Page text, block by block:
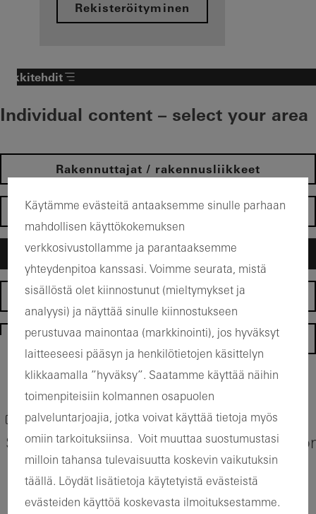
Rekisteröityminen
Arkkitehdit
Individual content – select your area
Rakennuttajat / rakennusliikkeet
Yksityisasiakkaat
Arkkitehdit
Valmistajat
Homepage
Back to the products
Bookmark product
Schüco Ovijärjestelmä AD UP Design
Käytämme evästeitä antaaksemme sinulle parhaan
mahdollisen käyttökokemuksen
verkkosivustollamme ja parantaaksemme
yhteydenpitoa kanssasi. Voimme seurata, mistä
sisällöstä olet kiinnostunut (mieltymykset ja
analyysi) ja näyttää sinulle kiinnostukseen
perustuvaa mainontaa (markkinointi), jos hyväksyt
laitteeseesi pääsyn ja henkilötietojen käsittelyn
klikkaamalla ”hyväksy”. Saatamme käyttää näihin
toimenpiteisiin kolmannen osapuolen
palveluntarjoajia, jotka voivat käyttää tietoja myös
omiin tarkoituksiinsa. Voit muuttaa suostumustasi
milloin tahansa tulevaisuutta koskevin vaikutuksin
täällä. Löydät lisätietoja käytetyistä evästeistä
evästeiden käyttöä koskevasta ilmoituksestamme.